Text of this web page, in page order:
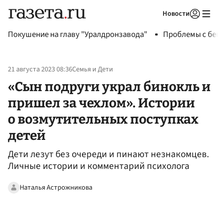
Новости
Покушение на главу "Уралдронзавода" Проблемы с
21 августа 2023 08:36Семья и Дети
«Сын подруги украл бинокль и
пришел за чехлом». Истории
о возмутительных поступках
детей
Дети лезут без очереди и пинают незнакомцев.
Личные истории и комментарий психолога
Наталья Астрожникова